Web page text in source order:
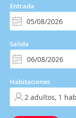
Entrada
Salida
Habitaciones